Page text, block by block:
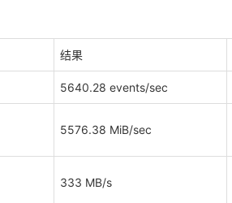
结果
5640.28 events/sec
5576.38 MiB/sec
333 MB/s